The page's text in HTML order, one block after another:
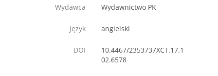
Wydawca Wydawnictwo PK
Język angielski
DOI
10.4467/2353737XCT.17.1
02.6578